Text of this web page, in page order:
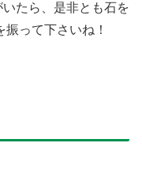
たら、是非とも石を
って下さいね！